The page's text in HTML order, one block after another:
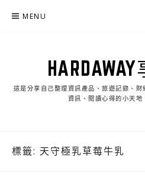
MENU
這是分享自己整理資訊產品、旅遊記錄、
資訊、閱讀心得的小天地
標籤: 天守極乳草莓牛乳